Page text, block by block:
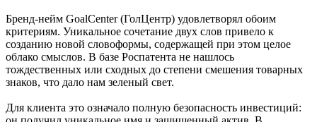
Бренд-нейм GoalCenter (ГолЦентр) удовлетворял обоим
критериям. Уникальное сочетание двух слов привело к
созданию новой словоформы, содержащей при этом целое
облако смыслов. В базе Роспатента не нашлось
тождественных или сходных до степени смешения товарных
знаков, что дало нам зеленый свет.
Для клиента это означало полную безопасность инвестиций: